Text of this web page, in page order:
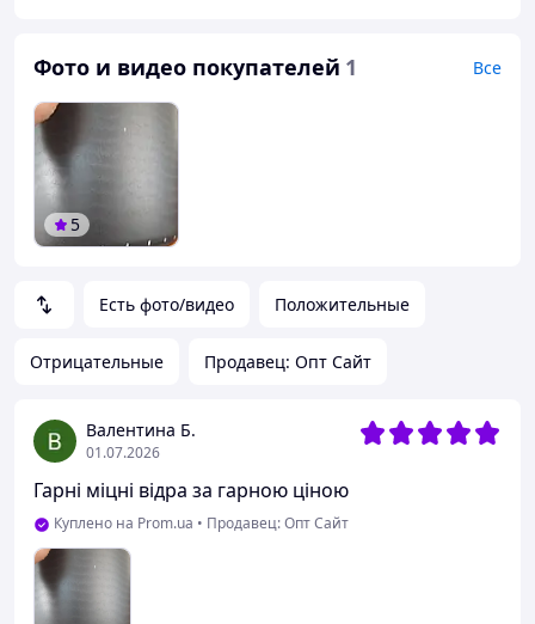
Есть фото/видео Положительные
Отрицательные Продавец: Опт Сайт
Валентина Б.
01.07.2026
Гарні міцні відра за гарною ціною
Куплено на Prom.ua • Продавец: Опт Сайт
Фото и видео покупателей 1 Все
5